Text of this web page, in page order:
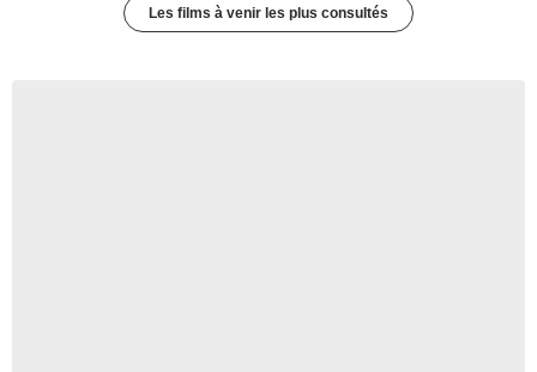
Les films à venir les plus consultés